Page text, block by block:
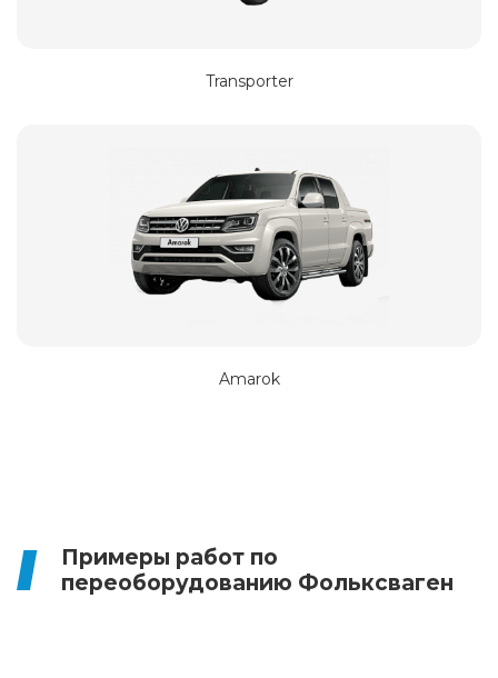
Transporter
Amarok
Примеры работ по
переоборудованию Фольксваген